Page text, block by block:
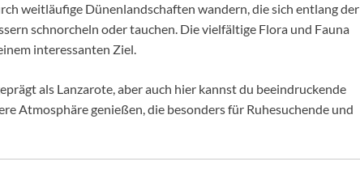
weitläufige Dünenlandschaften wandern, die sich entlang der
schnorcheln oder tauchen. Die vielfältige Flora und Fauna
interessanten Ziel.
als Lanzarote, aber auch hier kannst du beeindruckende
Atmosphäre genießen, die besonders für Ruhesuchende und